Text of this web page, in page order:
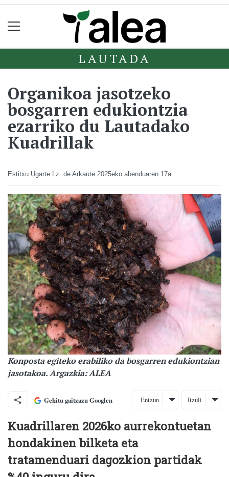
LAUTADA
Organikoa jasotzeko
bosgarren edukiontzia
ezarriko du Lautadako
Kuadrillak
Estitxu Ugarte Lz. de Arkaute 2025eko abenduaren 17a
Konposta egiteko erabiliko da bosgarren edukiontzian
jasotakoa. Argazkia: ALEA
Gehitu gaitzazu Googlen Entzun Itzuli
Kuadrillaren 2026ko aurrekontuetan
hondakinen bilketa eta
tratamenduari dagozkion partidak